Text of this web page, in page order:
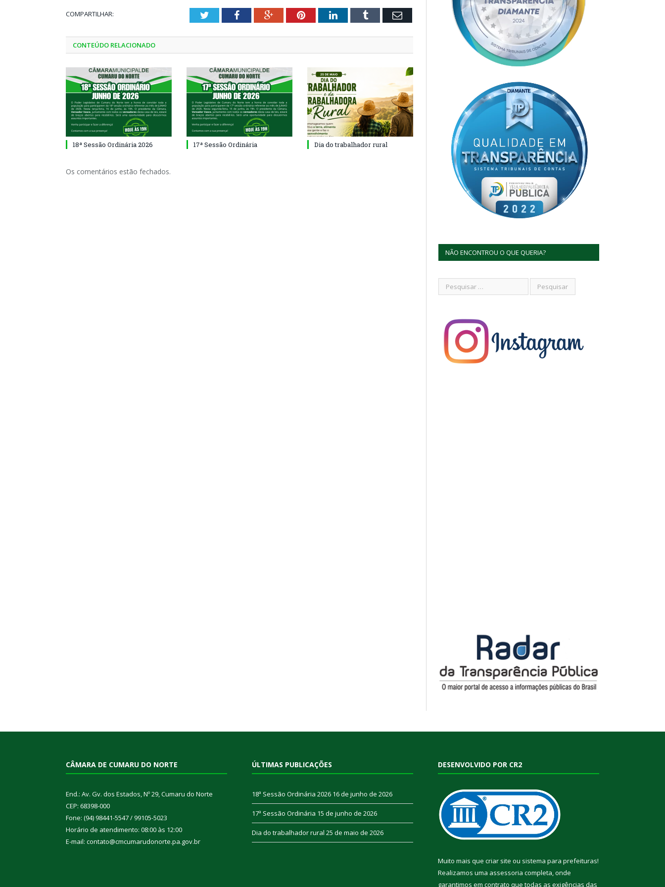
COMPARTILHAR: TwitterFacebookGoogle+PinterestLinkedInTumblr Email
CONTEÚDO RELACIONADO
18ª Sessão Ordinária 2026 17ª Sessão Ordinária Dia do trabalhador rural
Os comentários estão fechados.
NÃO ENCONTROU O QUE QUERIA?
CÂMARA DE CUMARU DO NORTE
End.: Av. Gv. dos Estados, Nº 29, Cumaru do Norte
CEP: 68398-000
Fone: (94) 98441-5547 / 99105-5023
Horário de atendimento: 08:00 às 12:00
E-mail: contato@cmcumarudonorte.pa.gov.br
ÚLTIMAS PUBLICAÇÕES
18ª Sessão Ordinária 2026 16 de junho de 2026
17ª Sessão Ordinária 15 de junho de 2026
Dia do trabalhador rural 25 de maio de 2026
DESENVOLVIDO POR CR2
Muito mais que criar site ou sistema para prefeituras!
Realizamos uma assessoria completa, onde
garantimos em contrato que todas as exigências das